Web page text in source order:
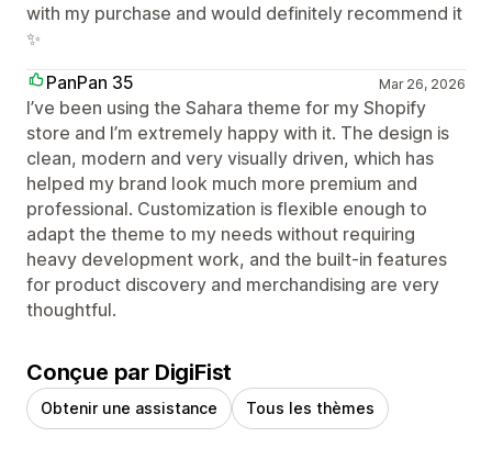
with my purchase and would definitely recommend it
✨
PanPan 35
Mar 26, 2026
I’ve been using the Sahara theme for my Shopify
store and I’m extremely happy with it. The design is
clean, modern and very visually driven, which has
helped my brand look much more premium and
professional. Customization is flexible enough to
adapt the theme to my needs without requiring
heavy development work, and the built‑in features
for product discovery and merchandising are very
thoughtful.
Conçue par DigiFist
Obtenir une assistance Tous les thèmes